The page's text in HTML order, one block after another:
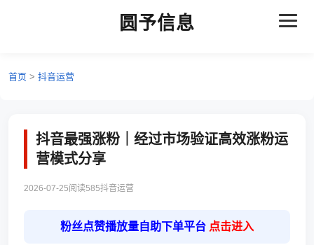
圆予信息
首页 > 抖音运营
抖音最强涨粉｜经过市场验证高效涨粉运
营模式分享
2026-07-25阅读585抖音运营
粉丝点赞播放量自助下单平台 点击进入